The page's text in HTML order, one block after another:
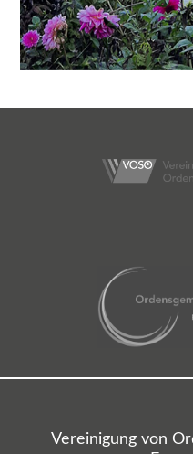
Vereinigung von